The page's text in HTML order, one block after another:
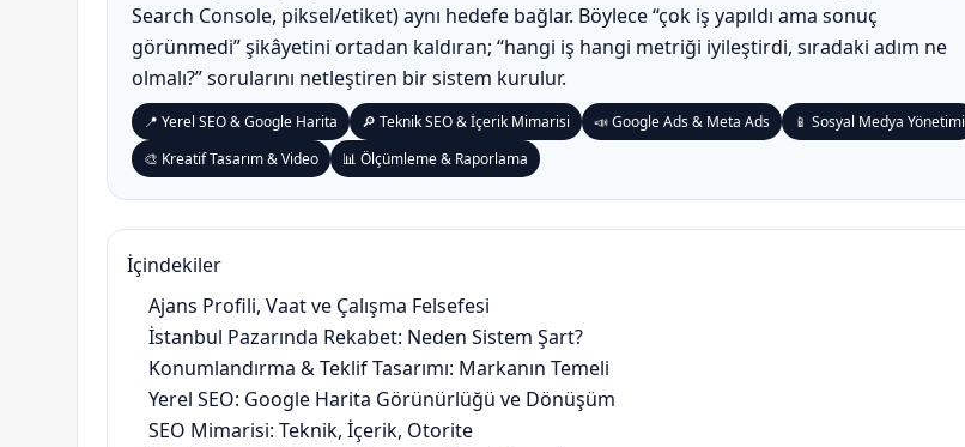
Search Console, piksel/etiket) aynı hedefe bağlar. Böylece “çok iş yapıldı ama sonuç
görünmedi” şikâyetini ortadan kaldıran; “hangi iş hangi metriği iyileştirdi, sıradaki adım ne
olmalı?” sorularını netleştiren bir sistem kurulur.
📍 Yerel SEO & Google Harita 🔎 Teknik SEO & İçerik Mimarisi 📣 Google Ads & Meta Ads
📱 Sosyal Medya Yönetimi
🎨 Kreatif Tasarım & Video
📊 Ölçümleme & Raporlama
İçindekiler
Ajans Profili, Vaat ve Çalışma Felsefesi
İstanbul Pazarında Rekabet: Neden Sistem Şart?
Konumlandırma & Teklif Tasarımı: Markanın Temeli
Yerel SEO: Google Harita Görünürlüğü ve Dönüşüm
SEO Mimarisi: Teknik, İçerik, Otorite